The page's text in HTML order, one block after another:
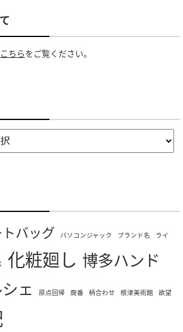
こちらをご覧ください。
トバッグ パソコンジャック ブランド名 ライ
化粧廻し 博多ハンド
ェ
原点回帰 廃番 柄合わせ 根津美術館 欲望